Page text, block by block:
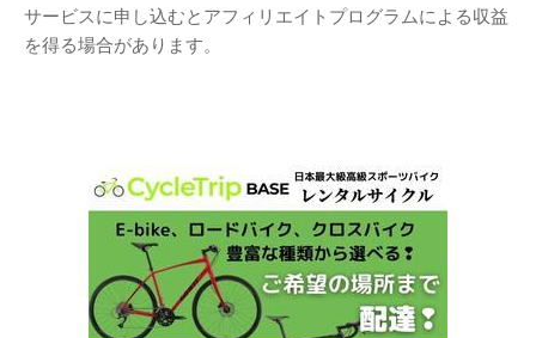
サービスに申し込むとアフィリエイトプログラムによる収益
を得る場合があります。